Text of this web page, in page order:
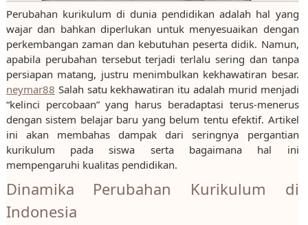
Perubahan kurikulum di dunia pendidikan adalah hal yang
wajar dan bahkan diperlukan untuk menyesuaikan dengan
perkembangan zaman dan kebutuhan peserta didik. Namun,
apabila perubahan tersebut terjadi terlalu sering dan tanpa
persiapan matang, justru menimbulkan kekhawatiran besar.
neymar88 Salah satu kekhawatiran itu adalah murid menjadi
“kelinci percobaan” yang harus beradaptasi terus-menerus
dengan sistem belajar baru yang belum tentu efektif. Artikel
ini akan membahas dampak dari seringnya pergantian
kurikulum pada siswa serta bagaimana hal ini
mempengaruhi kualitas pendidikan.
Dinamika Perubahan Kurikulum di
Indonesia